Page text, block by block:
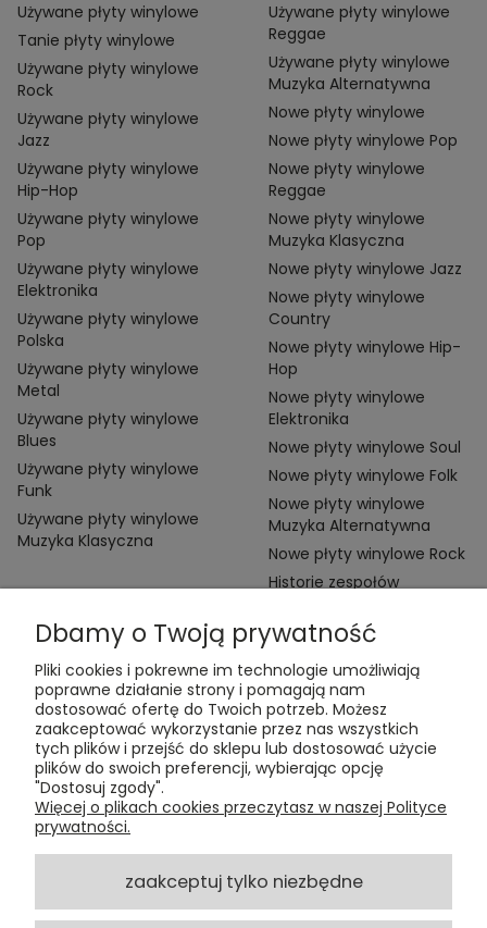
Używane płyty winylowe
Tanie płyty winylowe
Używane płyty winylowe
Rock
Używane płyty winylowe
Jazz
Używane płyty winylowe
Hip-Hop
Używane płyty winylowe
Pop
Używane płyty winylowe
Elektronika
Używane płyty winylowe
Polska
Używane płyty winylowe
Metal
Używane płyty winylowe
Blues
Używane płyty winylowe
Funk
Używane płyty winylowe
Muzyka Klasyczna
Używane płyty winylowe
Reggae
Używane płyty winylowe
Muzyka Alternatywna
Nowe płyty winylowe
Nowe płyty winylowe Pop
Nowe płyty winylowe
Reggae
Nowe płyty winylowe
Muzyka Klasyczna
Nowe płyty winylowe Jazz
Nowe płyty winylowe
Country
Nowe płyty winylowe Hip-
Hop
Nowe płyty winylowe
Elektronika
Nowe płyty winylowe Soul
Nowe płyty winylowe Folk
Nowe płyty winylowe
Muzyka Alternatywna
Nowe płyty winylowe Rock
Historie zespołów
Kontakt:
t:+48 609 155 327
e:vinyltamka@gmail.com
ul. Chmielna 20, 00-020 Warszawa
Dbamy o Twoją prywatność
Pliki cookies i pokrewne im technologie umożliwiają
poprawne działanie strony i pomagają nam
dostosować ofertę do Twoich potrzeb. Możesz
zaakceptować wykorzystanie przez nas wszystkich
tych plików i przejść do sklepu lub dostosować użycie
plików do swoich preferencji, wybierając opcję
"Dostosuj zgody".
Więcej o plikach cookies przeczytasz w naszej Polityce
prywatności.
zaakceptuj tylko niezbędne